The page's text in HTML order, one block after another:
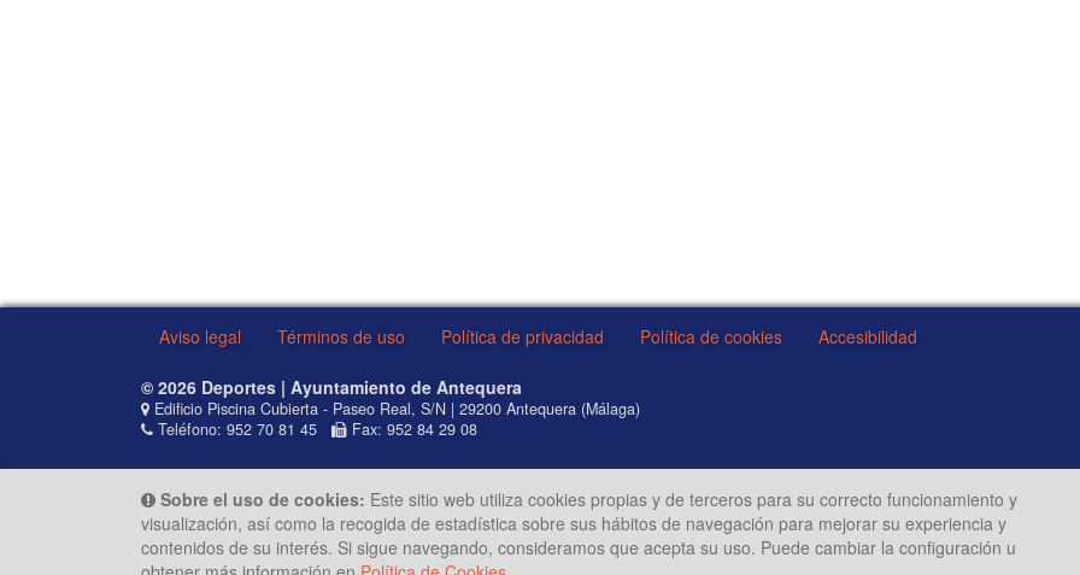
Aviso legal Términos de uso Política de privacidad Política de cookies Accesibilidad
© 2026 Deportes | Ayuntamiento de Antequera
Edificio Piscina Cubierta - Paseo Real, S/N | 29200 Antequera (Málaga)
Teléfono: 952 70 81 45
Fax: 952 84 29 08
Sobre el uso de cookies: Este sitio web utiliza cookies propias y de terceros para su correcto funcionamiento y
visualización, así como la recogida de estadística sobre sus hábitos de navegación para mejorar su experiencia y
contenidos de su interés. Si sigue navegando, consideramos que acepta su uso. Puede cambiar la configuración u